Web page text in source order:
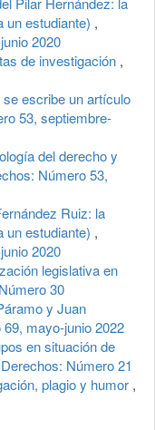
un estudiante) ,
2020
de investigación ,
se escribe un artículo
53, septiembre-
del derecho y
Número 53,
Ruiz: la
un estudiante) ,
2020
legislativa en
30
y Juan
mayo-junio 2022
en situación de
Número 21
plagio y humor ,